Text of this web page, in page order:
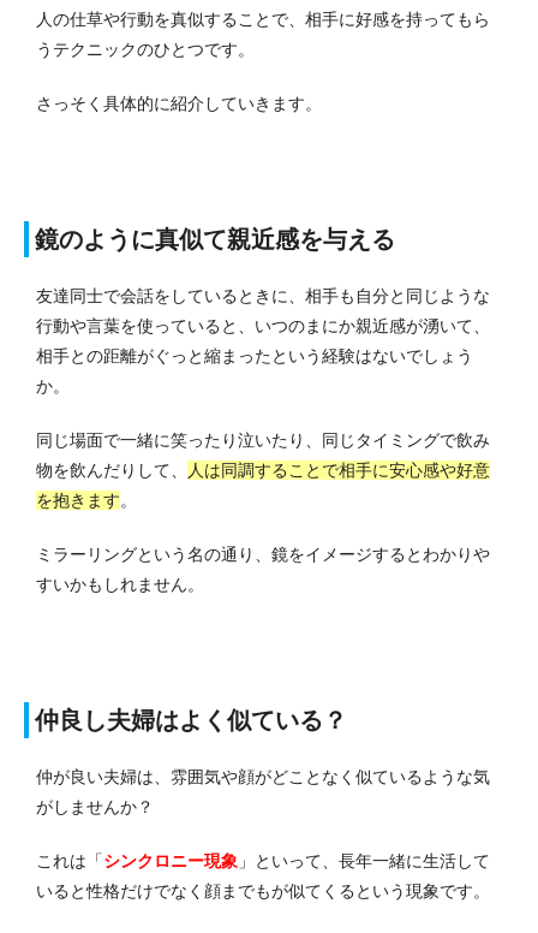
人の仕草や行動を真似することで、相手に好感を持ってもら
うテクニックのひとつです。
さっそく具体的に紹介していきます。
鏡のように真似て親近感を与える
友達同士で会話をしているときに、相手も自分と同じような
行動や言葉を使っていると、いつのまにか親近感が湧いて、
相手との距離がぐっと縮まったという経験はないでしょう
か。
同じ場面で一緒に笑ったり泣いたり、同じタイミングで飲み
物を飲んだりして、
人は同調することで相手に安心感や好意
を抱きます。
ミラーリングという名の通り、鏡をイメージするとわかりや
すいかもしれません。
仲良し夫婦はよく似ている？
仲が良い夫婦は、雰囲気や顔がどことなく似ているような気
がしませんか？
これは「シンクロニー現象 」といって、長年一緒に生活して
いると性格だけでなく顔までもが似てくるという現象です。